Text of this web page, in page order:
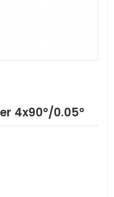
4x90°/0.05°